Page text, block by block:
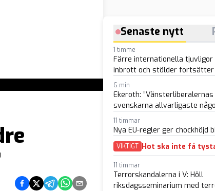
Dela på Facebook
Dela på Twitter
Dela på Telegram
Dela på Whatsapp
Dela via e-post
Senaste nytt
1 timme
Färre internationella tjuvligor
inbrott och stölder fortsätter
6 min
Ekeroth:
svenskarna allvarligaste
11 timmar
Nya EU-regler ger chockhöjd
VIKTIGT Hot ska inte få
11 timmar
Terrorskandalerna i V: Höll
riksdagsseminarium med